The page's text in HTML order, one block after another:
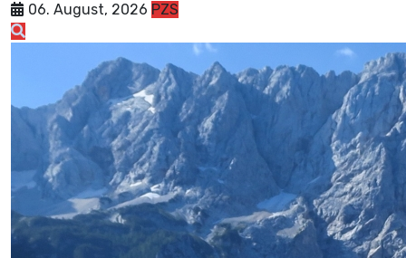
06. August, 2026 PZS